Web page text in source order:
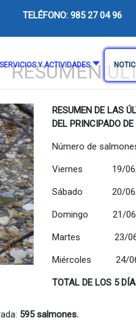
TELÉFONO: 985 27 04 96
SERVICIOS Y ACTIVIDADES
RESUMEN
RESUMEN DE LAS
DEL PRINCIPADO
Número de
Viernes 19/
Sábado 20/
Domingo 21/
Martes 23/
Miércoles 24/
TOTAL DE LOS
595 salmones.